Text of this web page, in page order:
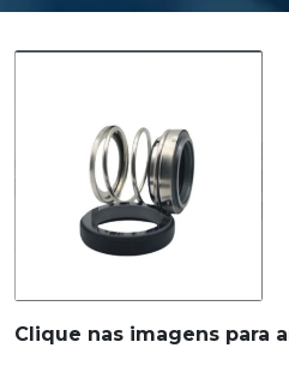
Clique nas imagens para